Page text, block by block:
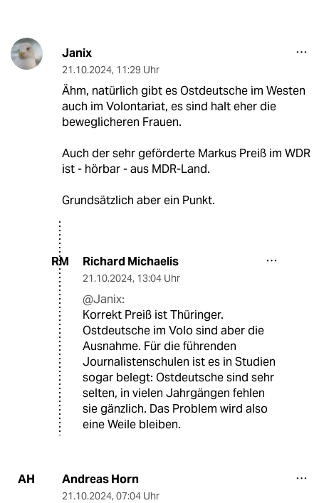
Janix
21.10.2024, 11:29 Uhr
Ähm, natürlich gibt es Ostdeutsche im Westen
auch im Volontariat, es sind halt eher die
beweglicheren Frauen.
Auch der sehr geförderte Markus Preiß im WDR
ist - hörbar - aus MDR-Land.
Grundsätzlich aber ein Punkt.
RM Richard Michaelis
21.10.2024, 13:04 Uhr
@Janix:
Korrekt Preiß ist Thüringer.
Ostdeutsche im Volo sind aber die
Ausnahme. Für die führenden
Journalistenschulen ist es in Studien
sogar belegt: Ostdeutsche sind sehr
selten, in vielen Jahrgängen fehlen
sie gänzlich. Das Problem wird also
eine Weile bleiben.
AH Andreas Horn
21.10.2024, 07:04 Uhr